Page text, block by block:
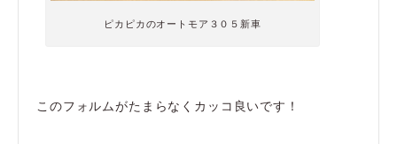
ピカピカのオートモア３０５新車
このフォルムがたまらなくカッコ良いです！